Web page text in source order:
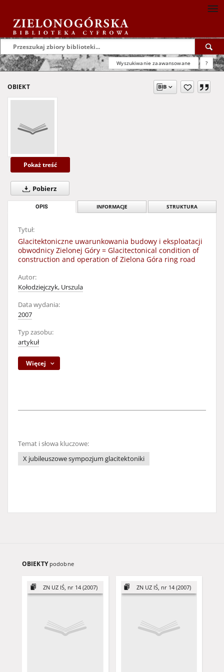
Wyszukiwanie zaawansowane ?
OBIEKT
Pokaż treść
Pobierz
OPIS INFORMACJE STRUKTURA
Tytuł:
Glacitektoniczne uwarunkowania budowy i eksploatacji
obwodnicy Zielonej Góry = Glacitectonical condition of
construction and operation of Zielona Góra ring road
Autor:
Kołodziejczyk, Urszula
Data wydania:
2007
Typ zasobu:
artykuł
Więcej
Temat i słowa kluczowe:
X jubileuszowe sympozjum glacitektoniki
OBIEKTY podobne
ZN UZ IŚ, nr 14 (2007) ZN UZ IŚ, nr 14 (2007)